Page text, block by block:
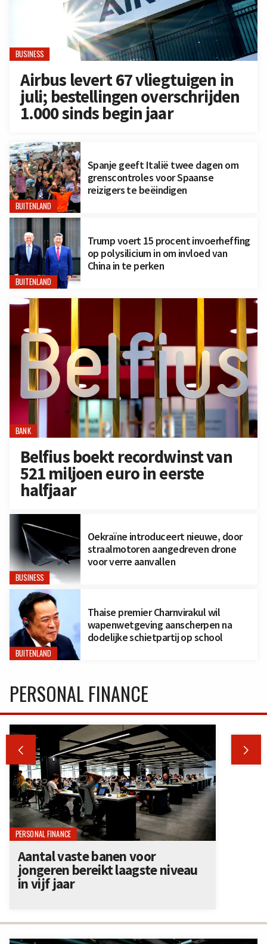
BUSINESS
Airbus levert 67 vliegtuigen in
juli; bestellingen overschrijden
1.000 sinds begin jaar
BUITENLAND
Spanje geeft Italië twee dagen om
grenscontroles voor Spaanse
reizigers te beëindigen
BUITENLAND
Trump voert 15 procent invoerheffing
op polysilicium in om invloed van
China in te perken
BANK
Belfius boekt recordwinst van
521 miljoen euro in eerste
halfjaar
BUSINESS
Oekraïne introduceert nieuwe, door
straalmotoren aangedreven drone
voor verre aanvallen
BUITENLAND
Thaise premier Charnvirakul wil
wapenwetgeving aanscherpen na
dodelijke schietpartij op school
PERSONAL FINANCE
 
PERSONAL FINANCE
Aantal vaste banen voor
jongeren bereikt laagste niveau
in vijf jaar